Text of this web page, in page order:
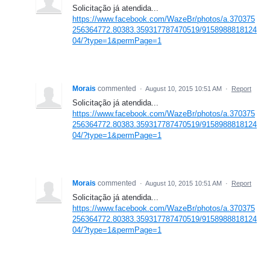
Solicitação já atendida...
https://www.facebook.com/WazeBr/photos/a.370375
256364772.80383.359317787470519/9158988818124
04/?type=1&permPage=1
Morais commented · August 10, 2015 10:51 AM · Report
Solicitação já atendida...
https://www.facebook.com/WazeBr/photos/a.370375
256364772.80383.359317787470519/9158988818124
04/?type=1&permPage=1
Morais commented · August 10, 2015 10:51 AM · Report
Solicitação já atendida...
https://www.facebook.com/WazeBr/photos/a.370375
256364772.80383.359317787470519/9158988818124
04/?type=1&permPage=1